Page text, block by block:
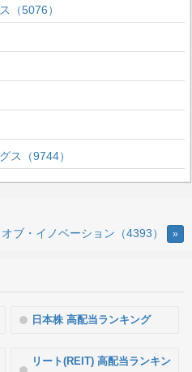
（5076）
ス（9744）
ブ・イノベーション（4393）
»
日本株 高配当ランキング
リート(REIT) 高配当ランキン